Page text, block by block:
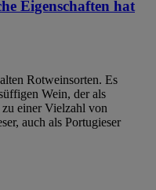
Eigenschaften hat
Rotweinsorten. Es
Wein, der als
einer Vielzahl von
auch als Portugieser